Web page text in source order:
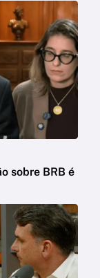
sobre BRB é